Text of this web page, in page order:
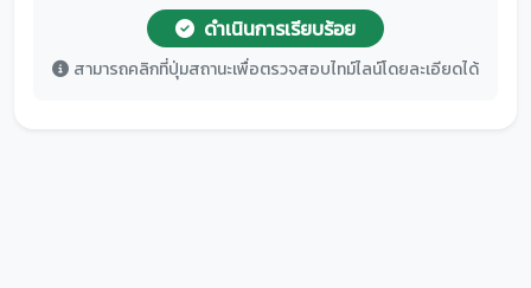
ดำเนินการเรียบร้อย
สามารถคลิกที่ปุ่มสถานะเพื่อตรวจสอบไทม์ไลน์โดยละเอียดได้